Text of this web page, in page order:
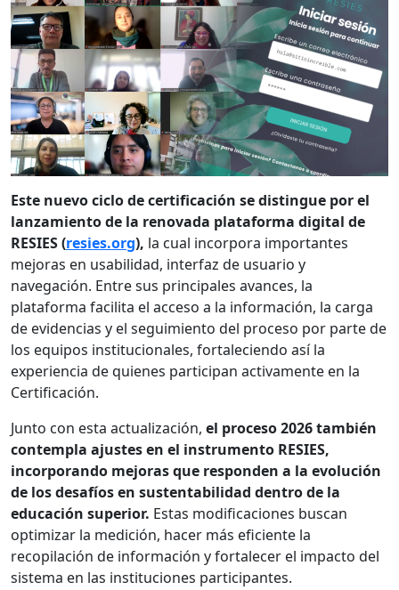
Este nuevo ciclo de certificación se distingue por el
lanzamiento de la renovada plataforma digital de
RESIES (resies.org), la cual incorpora importantes
mejoras en usabilidad, interfaz de usuario y
navegación. Entre sus principales avances, la
plataforma facilita el acceso a la información, la carga
de evidencias y el seguimiento del proceso por parte de
los equipos institucionales, fortaleciendo así la
experiencia de quienes participan activamente en la
Certificación.
Junto con esta actualización, el proceso 2026 también
contempla ajustes en el instrumento RESIES,
incorporando mejoras que responden a la evolución
de los desafíos en sustentabilidad dentro de la
educación superior. Estas modificaciones buscan
optimizar la medición, hacer más eficiente la
recopilación de información y fortalecer el impacto del
sistema en las instituciones participantes.